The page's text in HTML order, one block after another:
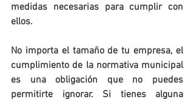
medidas necesarias para cumplir con
ellos.
No importa el tamaño de tu empresa, el
cumplimiento de la normativa municipal
es una obligación que no puedes
permitirte ignorar. Si tienes alguna